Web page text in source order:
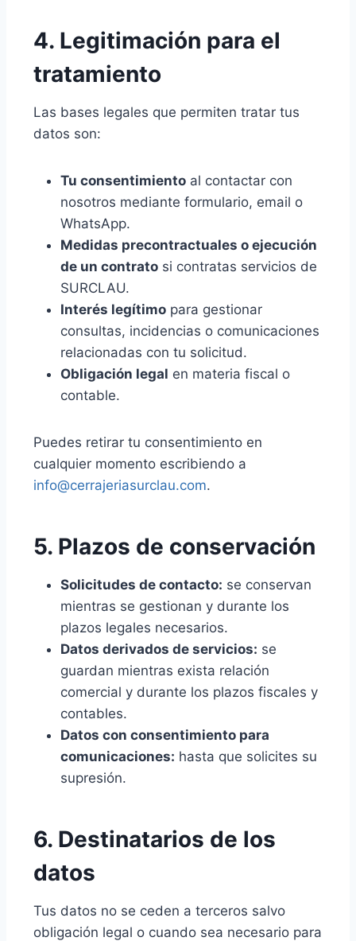
4. Legitimación para el
tratamiento
Las bases legales que permiten tratar tus
datos son:
Tu consentimiento al contactar con
nosotros mediante formulario, email o
WhatsApp.
Medidas precontractuales o ejecución
de un contrato si contratas servicios de
SURCLAU.
Interés legítimo para gestionar
consultas, incidencias o comunicaciones
relacionadas con tu solicitud.
Obligación legal en materia fiscal o
contable.
Puedes retirar tu consentimiento en
cualquier momento escribiendo a
info@cerrajeriasurclau.com.
5. Plazos de conservación
Solicitudes de contacto: se conservan
mientras se gestionan y durante los
plazos legales necesarios.
Datos derivados de servicios: se
guardan mientras exista relación
comercial y durante los plazos fiscales y
contables.
Datos con consentimiento para
comunicaciones: hasta que solicites su
supresión.
6. Destinatarios de los
datos
Tus datos no se ceden a terceros salvo
obligación legal o cuando sea necesario para